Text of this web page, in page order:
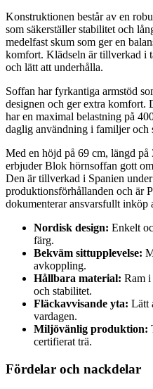
Konstruktionen består av en
som säkerställer stabilitet och
medelfast skum som ger en
komfort. Klädseln är tillverkad i
och lätt att underhålla.
Soffan har fyrkantiga armstöd
designen och ger extra komfort.
har en maximal belastning på
daglig användning i familjer och
Med en höjd på 69 cm, längd
erbjuder Blok hörnsoffan gott
Den är tillverkad i Spanien
produktionsförhållanden och är
dokumenterar ansvarsfullt inköp
Nordisk design: Enkelt
färg.
Bekväm sittupplevelse:
avkoppling.
Hållbara material: Ram
och stabilitet.
Fläckavvisande yta: Lätt
vardagen.
Miljövänlig produktion:
certifierat trä.
Fördelar och nackdelar